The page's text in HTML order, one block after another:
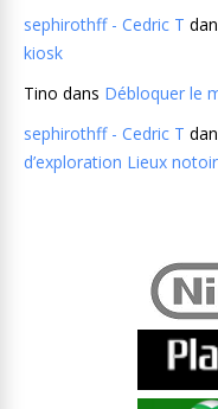
sephirothff - Cedric T
kiosk
Tino dans Débloquer le
sephirothff - Cedric T
d’exploration Lieux